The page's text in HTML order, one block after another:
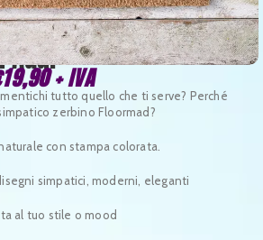
Auar
19,90+ IVA
tutto quello che ti serve? Perché
zerbino Floormad?
con stampa colorata.
simpatici, moderni, eleganti
al tuo stile o mood